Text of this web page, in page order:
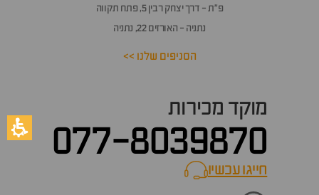
פ״ת - דרך יצחק רבין 5, פתח תקווה
נתניה - האורזים 22, נתניה
הסניפים שלנו >>
מוקד מכירות
077-8039870
חייגו עכשיוcall now